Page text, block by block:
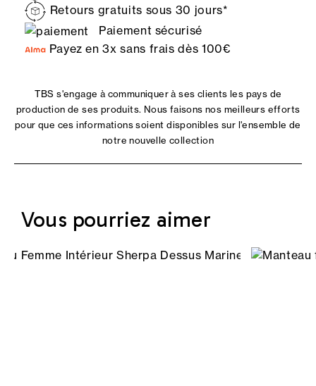
Retours gratuits sous 30 jours*
Paiement sécurisé
Payez en 3x sans frais dès 100€
TBS s'engage à communiquer à ses clients les pays de
production de ses produits. Nous faisons nos meilleurs efforts
pour que ces informations soient disponibles sur l'ensemble de
notre nouvelle collection
Vous pourriez aimer